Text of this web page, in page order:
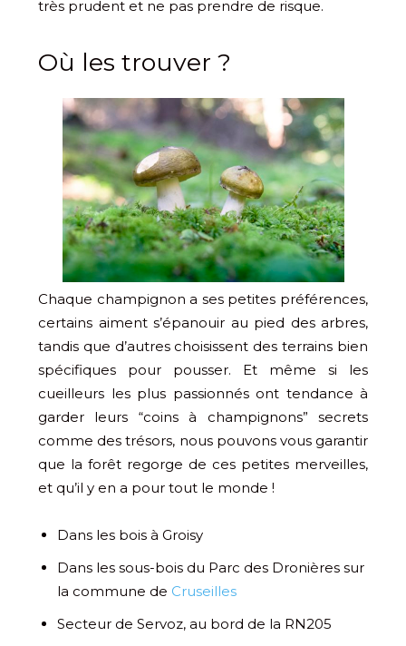
très prudent et ne pas prendre de risque.
Où les trouver ?
Chaque champignon a ses petites préférences,
certains aiment s’épanouir au pied des arbres,
tandis que d’autres choisissent des terrains bien
spécifiques pour pousser. Et même si les
cueilleurs les plus passionnés ont tendance à
garder leurs “coins à champignons” secrets
comme des trésors, nous pouvons vous garantir
que la forêt regorge de ces petites merveilles,
et qu’il y en a pour tout le monde !
Dans les bois à Groisy
Dans les sous-bois du Parc des Dronières sur
la commune de Cruseilles
Secteur de Servoz, au bord de la RN205